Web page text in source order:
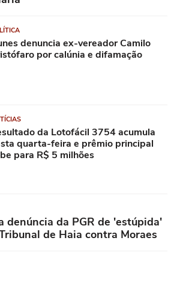
denuncia ex-vereador Camilo
por calúnia e difamação
da Lotofácil 3754 acumula
quarta-feira e prêmio principal
para R$ 5 milhões
denúncia da PGR de 'estúpida'
de Haia contra Moraes